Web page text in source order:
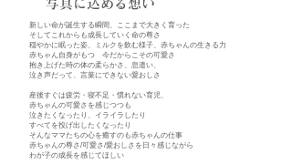
写真に込める想い
新しい命が誕生する瞬間、ここまで大きく育った
そしてこれからも成長していく命の尊さ
穏やかに眠った姿、ミルクを飲む様子、赤ちゃんの生きる力
赤ちゃん自身がもつ 今だからこその可愛さ
抱き上げた時の体の柔らかさ、息遣い、
泣き声だって、言葉にできない愛おしさ
産後すぐは疲労・寝不足・慣れない育児、
赤ちゃんの可愛さを感じつつも
泣きたくなったり、イライラしたり
すべてを投げ出したくなったり
そんなママたちの心を癒すのも赤ちゃんの仕事
赤ちゃんの尊さ/可愛さ/愛おしさを日々感じながら
わが子の成長を感じてほしい